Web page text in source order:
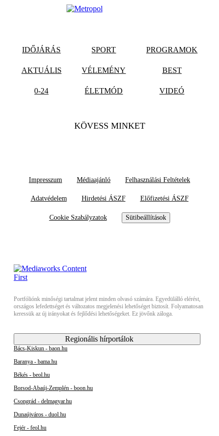
IDŐJÁRÁS SPORT PROGRAMOK
AKTUÁLIS VÉLEMÉNY BEST
0-24 ÉLETMÓD VIDEÓ
KÖVESS MINKET
Impresszum Médiaajánló Felhasználási Feltételek
Adatvédelem Hirdetési ÁSZF Előfizetési ÁSZF
Cookie Szabályzatok Sütibeállítások
Portfóliónk minőségi tartalmat jelent minden olvasó számára. Egyedülálló elérést,
országos lefedettséget és változatos megjelenési lehetőséget biztosít. Folyamatosan
keressük az új irányokat és fejlődési lehetőségeket. Ez jövőnk záloga.
Regionális hírportálok
Bács-Kiskun - baon.hu
Baranya - bama.hu
Békés - beol.hu
Borsod-Abaúj-Zemplén - boon.hu
Csongrád - delmagyar.hu
Dunaújváros - duol.hu
Fejér - feol.hu